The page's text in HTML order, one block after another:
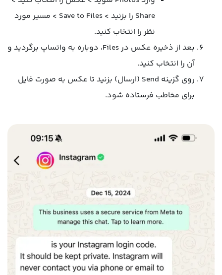
Share را بزنید > Save to Files > مسیر مورد
نظر را انتخاب کنید.
بعد از ذخیره عکس در Files، دوباره به واتساپ برگردید و
آن را انتخاب کنید.
روی گزینه Send (ارسال) بزنید تا عکس به صورت فایل
برای مخاطب فرستاده شود.